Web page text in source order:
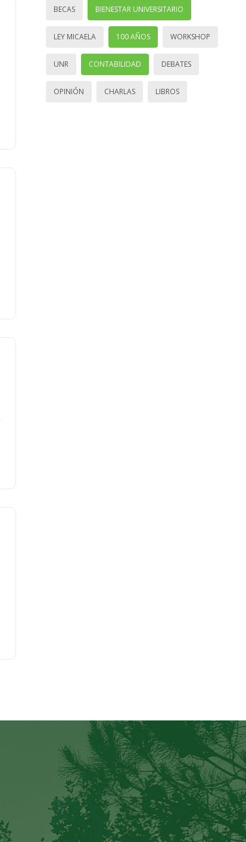
BECAS BIENESTAR UNIVERSITARIO
LEY MICAELA 100 AÑOS WORKSHOP
UNR CONTABILIDAD DEBATES
OPINIÓN CHARLAS LIBROS